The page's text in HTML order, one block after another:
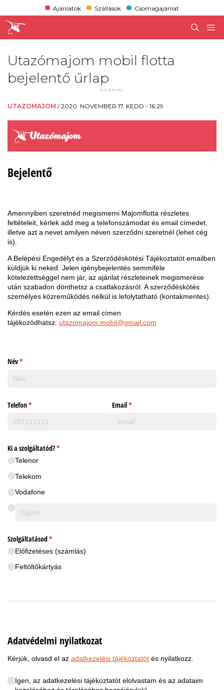
Ajánlatok Szállások Csomagajánlat
Utazómajom mobil flotta
bejelentő űrlap
UTAZOMAJOM /2020. NOVEMBER 17. KEDD - 16:29